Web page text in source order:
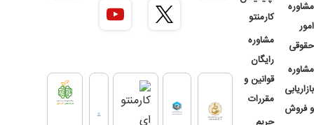
مشاوره
امور
حقوقی
مشاوره
بازاریابی
و فروش
کارمنتو
مشاوره
رایگان
قوانین و
مقررات